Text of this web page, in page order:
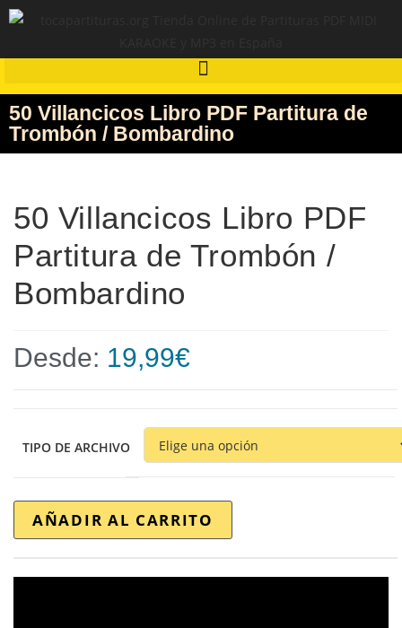
50 Villancicos Libro PDF Partitura de
Trombón / Bombardino
50 Villancicos Libro PDF
Partitura de Trombón /
Bombardino
Desde: 19,99€
TIPO DE ARCHIVO
AÑADIR AL CARRITO